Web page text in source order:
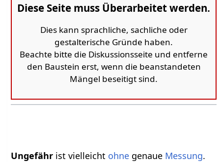
Diese Seite muss Überarbeitet werden.
Dies kann sprachliche, sachliche oder
gestalterische Gründe haben.
Beachte bitte die Diskussionsseite und entferne
den Baustein erst, wenn die beanstandeten
Mängel beseitigt sind.
Ungefähr ist vielleicht ohne genaue Messung.